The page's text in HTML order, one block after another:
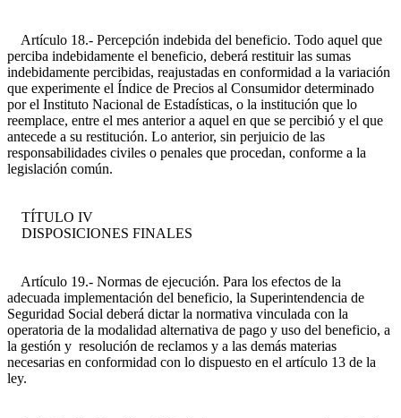
Artículo 18.- Percepción indebida del beneficio. Todo aquel que
perciba indebidamente el beneficio, deberá restituir las sumas
indebidamente percibidas, reajustadas en conformidad a la variación
que experimente el Índice de Precios al Consumidor determinado
por el Instituto Nacional de Estadísticas, o la institución que lo
reemplace, entre el mes anterior a aquel en que se percibió y el que
antecede a su restitución. Lo anterior, sin perjuicio de las
responsabilidades civiles o penales que procedan, conforme a la
legislación común.
TÍTULO IV
DISPOSICIONES FINALES
Artículo 19.- Normas de ejecución. Para los efectos de la
adecuada implementación del beneficio, la Superintendencia de
Seguridad Social deberá dictar la normativa vinculada con la
operatoria de la modalidad alternativa de pago y uso del beneficio, a
la gestión y resolución de reclamos y a las demás materias
necesarias en conformidad con lo dispuesto en el artículo 13 de la
ley.